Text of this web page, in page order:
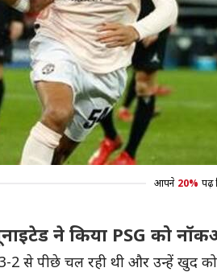
प्रदर्शन करने की जरूरत थी।
दूसरे मिनट में ही शानदार गोल
कर दिया, लेकिन एक बार फिर
आपने 20% पढ़
ने किया PSG को
3-2 से पीछे चल रही थी और उन्हें